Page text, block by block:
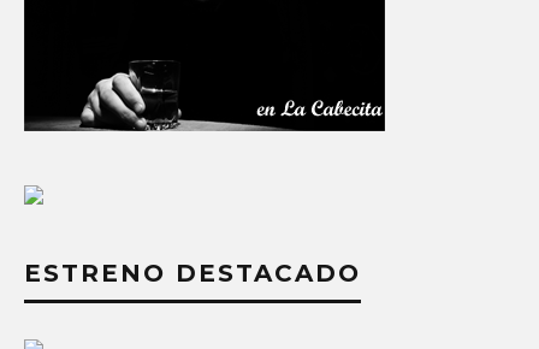
ESTRENO DESTACADO